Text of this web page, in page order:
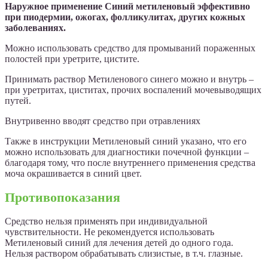
Наружное применение Синий метиленовый эффективно
при пиодермии, ожогах, фолликулитах, других кожных
заболеваниях.
Можно использовать средство для промываний пораженных
полостей при уретрите, цистите.
Принимать раствор Метиленового синего можно и внутрь –
при уретритах, циститах, прочих воспалений мочевыводящих
путей.
Внутривенно вводят средство при отравлениях
Также в инструкции Метиленовый синий указано, что его
можно использовать для диагностики почечной функции –
благодаря тому, что после внутреннего применения средства
моча окрашивается в синий цвет.
Противопоказания
Средство нельзя применять при индивидуальной
чувствительности. Не рекомендуется использовать
Метиленовый синий для лечения детей до одного года.
Нельзя раствором обрабатывать слизистые, в т.ч. глазные.